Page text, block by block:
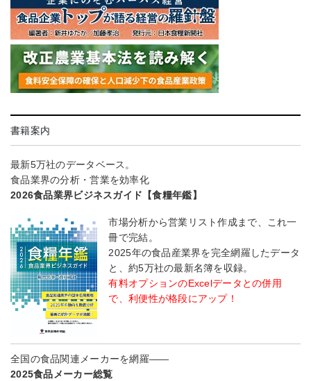
書籍案内
最新5万社のデータベース。
食品業界の分析・営業を効率化
2026食品業界ビジネスガイド【食糧年鑑】
市場分析から営業リスト作成まで、これ一
冊で完結。
2025年の食品産業界を完全網羅したデータ
と、約5万社の最新名簿を収録。
有料オプションのExcelデータとの併用
で、利便性が格段にアップ！
全国の食品関連メーカーを網羅――
2025食品メーカー総覧